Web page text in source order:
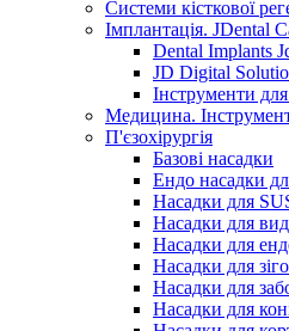
Системи кісткової
Імплантація. JDental
Dental Implants
JD Digital
Інструменти
Медицина.
П'єзохірургія
Базові насадки
Ендо насадки
Насадки для
Насадки для
Насадки для
Насадки для
Насадки для
Насадки для